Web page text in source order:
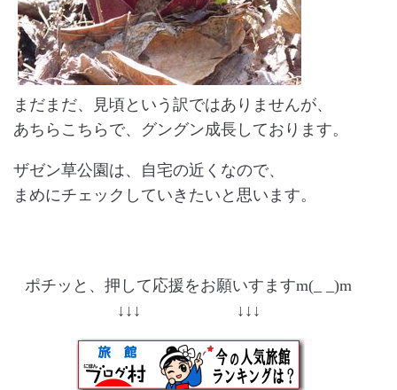
まだまだ、見頃という訳ではありませんが、
あちらこちらで、グングン成長しております。
ザゼン草公園は、自宅の近くなので、
まめにチェックしていきたいと思います。
ポチッと、押して応援をお願いすますm(_ _)m
↓↓↓ ↓↓↓